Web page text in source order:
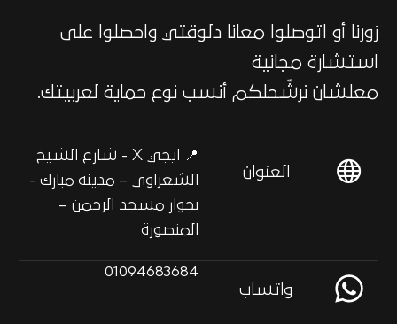
زورنا أو اتوصلوا معانا دلوقتي واحصلوا على
استشارة مجانية
معلشان نرشّحلكم أنسب نوع حماية لعربيتك.
العنوان
📍 ايجي X - شارع الشيخ
الشعراوي – مدينة مبارك -
بجوار مسجد الرحمن –
المنصورة
واتساب
01094683684